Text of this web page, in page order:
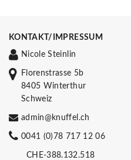
KONTAKT/IMPRESSUM
Nicole Steinlin
Florenstrasse 5b
8405 Winterthur
Schweiz
admin@knuffel.ch
0041 (0)78 717 12 06
CHE-388.132.518